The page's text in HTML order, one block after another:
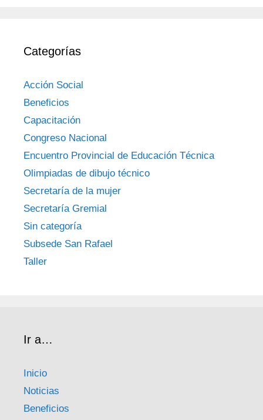
Categorías
Acción Social
Beneficios
Capacitación
Congreso Nacional
Encuentro Provincial de Educación Técnica
Olimpiadas de dibujo técnico
Secretaría de la mujer
Secretaría Gremial
Sin categoría
Subsede San Rafael
Taller
Ir a…
Inicio
Noticias
Beneficios